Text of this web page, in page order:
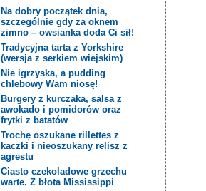
Na dobry początek dnia,
szczególnie gdy za oknem
zimno – owsianka doda Ci sił!
Tradycyjna tarta z Yorkshire
(wersja z serkiem wiejskim)
Nie igrzyska, a pudding
chlebowy Wam niosę!
Burgery z kurczaka, salsa z
awokado i pomidorów oraz
frytki z batatów
Trochę oszukane rillettes z
kaczki i nieoszukany relisz z
agrestu
Ciasto czekoladowe grzechu
warte. Z błota Mississippi